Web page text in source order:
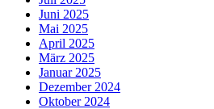
Juni 2025
Mai 2025
April 2025
März 2025
Januar 2025
Dezember 2024
Oktober 2024